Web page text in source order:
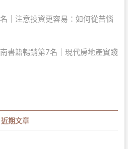
｜注意投資更容易：如何從苦惱
書籍暢銷第7名｜現代房地產實踐
近期文章